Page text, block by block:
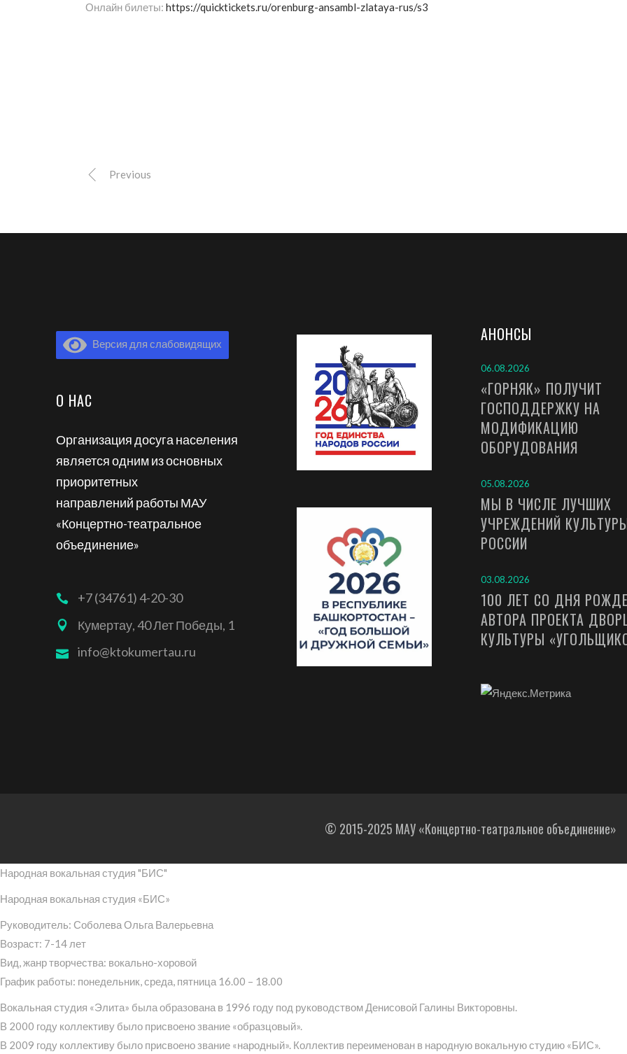
Онлайн билеты: https://quicktickets.ru/orenburg-ansambl-zlataya-rus/s3
Previous
Версия для слабовидящих
О НАС
Организация досуга населения
является одним из основных
приоритетных
направлений работы МАУ
«Концертно-театральное
объединение»
+7 (34761) 4-20-30
Кумертау, 40 Лет Победы, 1
info@ktokumertau.ru
АНОНСЫ
06.08.2026
«ГОРНЯК» ПОЛУЧИТ
ГОСПОДДЕРЖКУ НА
МОДИФИКАЦИЮ
ОБОРУДОВАНИЯ
05.08.2026
МЫ В ЧИСЛЕ ЛУЧШИХ
УЧРЕЖДЕНИЙ
РОССИИ
03.08.2026
100 ЛЕТ СО ДНЯ
АВТОРА ПРОЕКТА
КУЛЬТУРЫ
© 2015-2025 МАУ «Концертно-театральное объединение»
Народная вокальная студия "БИС"
Народная вокальная студия «БИС»
Руководитель: Соболева Ольга Валерьевна
Возраст: 7-14 лет
Вид, жанр творчества: вокально-хоровой
График работы: понедельник, среда, пятница 16.00 – 18.00
Вокальная студия «Элита» была образована в 1996 году под руководством Денисовой Галины Викторовны.
В 2000 году коллективу было присвоено звание «образцовый».
В 2009 году коллективу было присвоено звание «народный». Коллектив переименован в народную вокальную студию «БИС».